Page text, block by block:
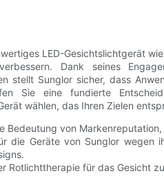
LED-Gesichtslichtgerät
Dank seines
stellt Sunglor sicher, dass
Sie eine fundierte
wählen, das Ihren Zielen
Bedeutung von
die Geräte von Sunglor wegen
Rotlichttherapie für das Gesicht